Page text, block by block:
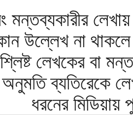
মন্তব্যকারীর
উল্লেখ না
লেখকের বা
ব্যতিরেকে
ধরনের মিডিয়ায়